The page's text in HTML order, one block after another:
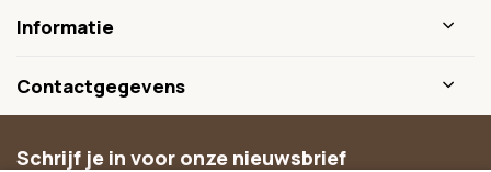
Informatie
Contactgegevens
Schrijf je in voor onze nieuwsbrief